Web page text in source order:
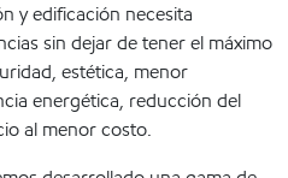
y edificación necesita
sin dejar de tener el máximo
estética, menor
energética, reducción del
al menor costo.